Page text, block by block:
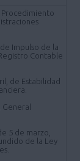
Procedimiento
Impulso de la
Contable
de Estabilidad
5 de marzo,
de la Ley